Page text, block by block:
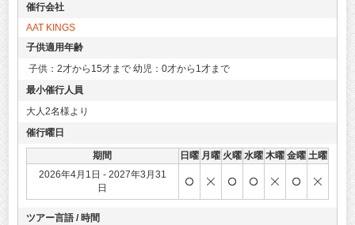
催行会社
AAT KINGS
子供適用年齢
子供：2才から15才まで 幼児：0才から1才まで
最小催行人員
大人2名様より
催行曜日
期間 日曜 月曜 火曜 水曜 木曜 金曜 土曜
2026年4月1日 - 2027年3月31
日
ツアー言語 / 時間